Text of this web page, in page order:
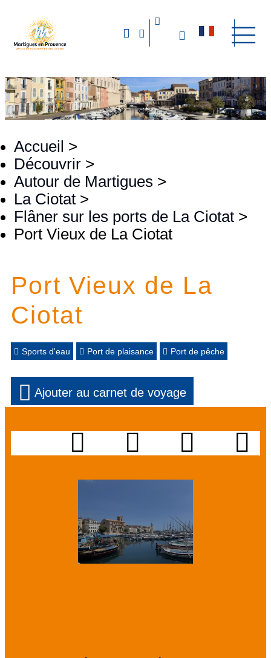
Accueil >
Découvrir >
Autour de Martigues >
La Ciotat >
Flâner sur les ports de La Ciotat >
Port Vieux de La Ciotat
Port Vieux de La
Ciotat
Sports d'eau Port de plaisance Port de pêche
Ajouter au carnet de voyage